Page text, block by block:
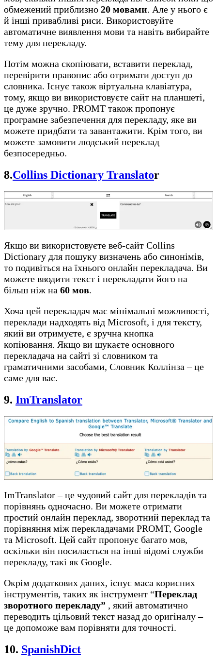
обмежений приблизно 20 мовами. Але у нього є
й інші привабливі риси. Використовуйте
автоматичне виявлення мови та навіть вибирайте
тему для перекладу.
Потім можна скопіювати, вставити переклад,
перевірити правопис або отримати доступ до
словника. Існує також віртуальна клавіатура,
тому, якщо ви використовуєте сайт на планшеті,
це дуже зручно. PROMT також пропонує
програмне забезпечення для перекладу, яке ви
можете придбати та завантажити. Крім того, ви
можете замовити людський переклад
безпосередньо.
8.Collins Dictionary Translator
Якщо ви використовуєте веб-сайт Collins
Dictionary для пошуку визначень або синонімів,
то подивіться на їхнього онлайн перекладача. Ви
можете вводити текст і перекладати його на
більш ніж на 60 мов.
Хоча цей перекладач має мінімальні можливості,
переклади надходять від Microsoft, і для тексту,
який ви отримуєте, є зручна кнопка
копіювання. Якщо ви шукаєте основного
перекладача на сайті зі словником та
граматичними засобами, Словник Коллінза – це
саме для вас.
9. ImTranslator
ImTranslator – це чудовий сайт для перекладів та
порівнянь одночасно. Ви можете отримати
простий онлайн переклад, зворотний переклад та
порівняння між перекладачами PROMT, Google
та Microsoft. Цей сайт пропонує багато мов,
оскільки він посилається на інші відомі служби
перекладу, такі як Google.
Окрім додаткових даних, існує маса корисних
інструментів, таких як інструмент “Переклад
зворотного перекладу” , який автоматично
переводить цільовий текст назад до оригіналу –
це допоможе вам порівняти для точності.
10. SpanishDict